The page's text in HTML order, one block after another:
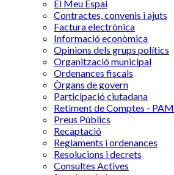
El Meu Espai
Contractes, convenis i ajuts
Factura electrònica
Informació econòmica
Opinions dels grups polítics
Organització municipal
Ordenances fiscals
Òrgans de govern
Participació ciutadana
Retiment de Comptes - PAM
Preus Públics
Recaptació
Reglaments i ordenances
Resolucions i decrets
Consultes Actives